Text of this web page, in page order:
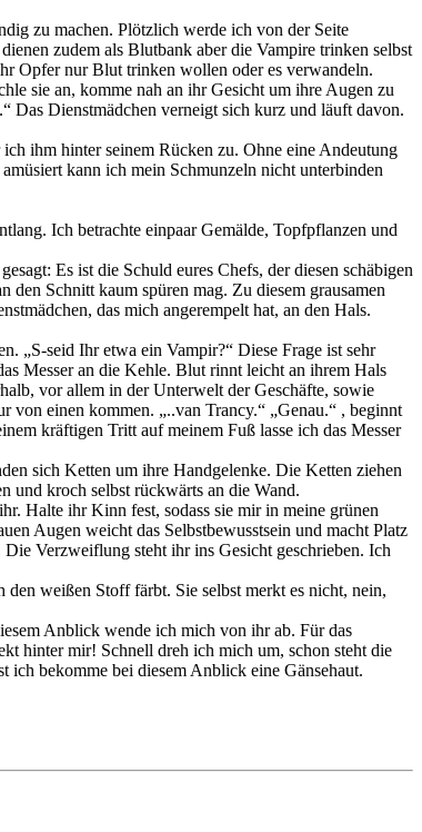
zu machen. Plötzlich werde ich von der Seite
zudem als Blutbank aber die Vampire trinken selbst
Opfer nur Blut trinken wollen oder es verwandeln.
sie an, komme nah an ihr Gesicht um ihre Augen zu
Das Dienstmädchen verneigt sich kurz und läuft davon.
ihm hinter seinem Rücken zu. Ohne eine Andeutung
kann ich mein Schmunzeln nicht unterbinden
Ich betrachte einpaar Gemälde, Topfpflanzen und
Es ist die Schuld eures Chefs, der diesen schäbigen
den Schnitt kaum spüren mag. Zu diesem grausamen
das mich angerempelt hat, an den Hals.
„S-seid Ihr etwa ein Vampir?“ Diese Frage ist sehr
Messer an die Kehle. Blut rinnt leicht an ihrem Hals
vor allem in der Unterwelt der Geschäfte, sowie
von einen kommen. „..van Trancy.“ „Genau.“ , beginnt
kräftigen Tritt auf meinem Fuß lasse ich das Messer
sich Ketten um ihre Handgelenke. Die Ketten ziehen
und kroch selbst rückwärts an die Wand.
Halte ihr Kinn fest, sodass sie mir in meine grünen
Augen weicht das Selbstbewusstsein und macht Platz
Verzweiflung steht ihr ins Gesicht geschrieben. Ich
weißen Stoff färbt. Sie selbst merkt es nicht, nein,
Anblick wende ich mich von ihr ab. Für das
hinter mir! Schnell dreh ich mich um, schon steht die
bekomme bei diesem Anblick eine Gänsehaut.